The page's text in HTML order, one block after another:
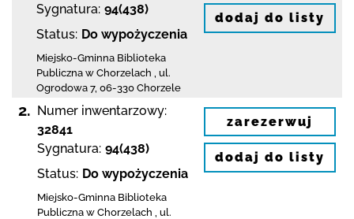
Sygnatura: 94(438)
Status: Do wypożyczenia
Miejsko-Gminna Biblioteka
Publiczna w Chorzelach
ul.
Ogrodowa 7, 06-330 Chorzele
dodaj do listy
2. Numer inwentarzowy:
32841
Sygnatura: 94(438)
Status: Do wypożyczenia
Miejsko-Gminna Biblioteka
Publiczna w Chorzelach
ul.
zarezerwuj
dodaj do listy